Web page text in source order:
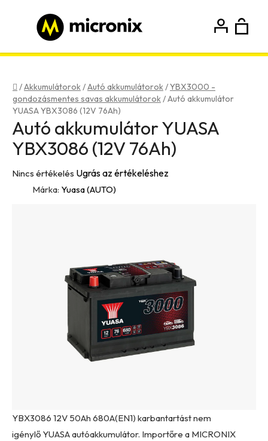
tartalomhoz
Kezdőlap
/Akkumulátorok/Autó akkumulátorok/YBX3000 -
gondozásmentes savas akkumulátorok/Autó akkumulátor
YUASA YBX3086 (12V 76Ah)
YBX3086 12V 50Ah 680A(EN1) karbantartást nem
igénylő YUASA autóakkumulátor. Importőre a MICRONIX
Autó akkumulátor YUASA
YBX3086 (12V 76Ah)
A
termék
Nincs értékelés Ugrás az értékeléshez
Márka: Yuasa (AUTO)